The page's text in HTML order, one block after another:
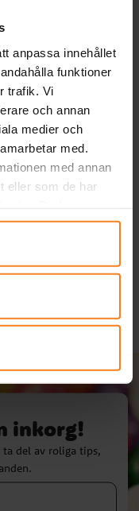
anpassa innehållet
funktioner
trafik. Vi
och annan
medier och
med.
med annan
eller som de har
Pokémon -
KÖP
inkorg!
ta del av roliga tips,